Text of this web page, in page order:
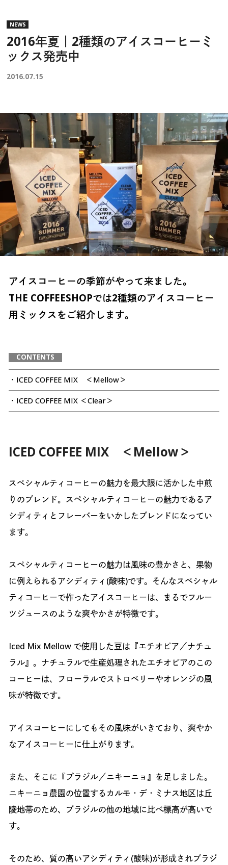
NEWS
2016年夏｜2種類のアイスコーヒーミ
ックス発売中
2016.07.15
アイスコーヒーの季節がやって来ました。
THE COFFEESHOPでは2種類のアイスコーヒー
用ミックスをご紹介します。
CONTENTS
・ICED COFFEE MIX ＜Mellow＞
・ICED COFFEE MIX ＜Clear＞
ICED COFFEE MIX ＜Mellow＞
スペシャルティコーヒーの魅力を最大限に活かした中煎
りのブレンド。スペシャルティコーヒーの魅力であるア
シディティとフレーバーをいかしたブレンドになってい
ます。
スペシャルティコーヒーの魅力は風味の豊かさと、果物
に例えられるアシディティ(酸味)です。そんなスペシャル
ティコーヒーで作ったアイスコーヒーは、まるでフルー
ツジュースのような爽やかさが特徴です。
Iced Mix Mellow で使用した豆は『エチオピア／ナチュ
ラル』。ナチュラルで生産処理されたエチオピアのこの
コーヒーは、フローラルでストロベリーやオレンジの風
味が特徴です。
アイスコーヒーにしてもその風味がいきており、爽やか
なアイスコーヒーに仕上がります。
また、そこに『ブラジル／ニキーニョ』を足しました。
ニキーニョ農園の位置するカルモ・デ・ミナス地区は丘
陵地帯のため、ブラジルの他の地域に比べ標高が高いで
す。
そのため、質の高いアシディティ(酸味)が形成されブラジ